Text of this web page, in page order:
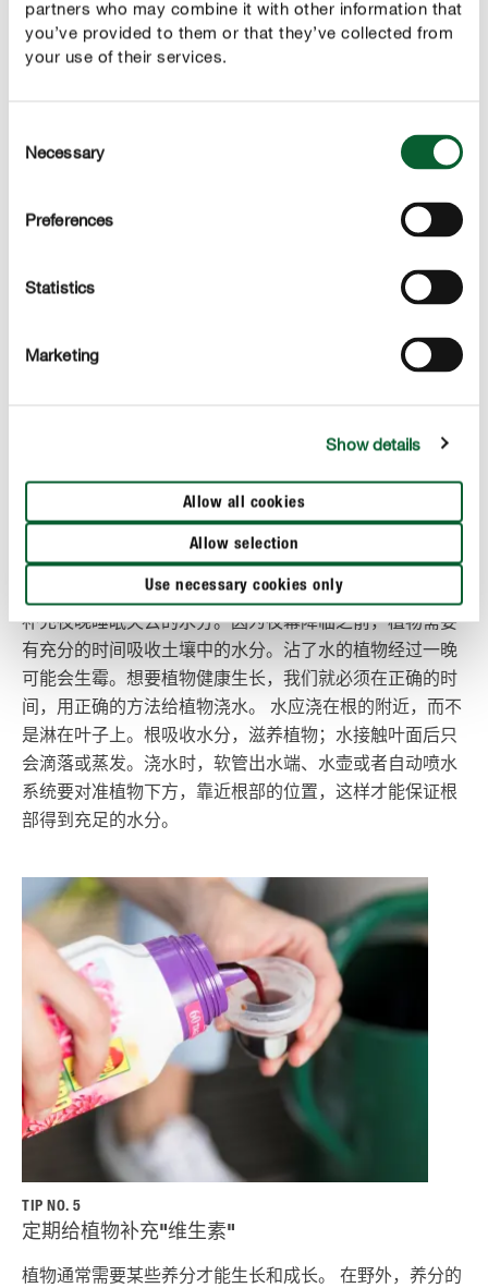
partners who may combine it with other information that
you’ve provided to them or that they’ve collected from
your use of their services.
Selection
Necessary
Preferences
Statistics
Marketing
Show details
Allow all cookies
Allow selection
Use necessary cookies only
土壤。
适量与正确灌溉植物
从根本上讲，少浇水好于过度浇水！最好是用雨水灌溉，
水龙头的水水质过硬而且是钙质水。 选择清晨给花园浇水
最为理想，就像我们人类一样，早上起来都会先喝一杯水
补充夜晚睡眠失去的水分。因为夜幕降临之前，植物需要
有充分的时间吸收土壤中的水分。沾了水的植物经过一晚
可能会生霉。想要植物健康生长，我们就必须在正确的时
间，用正确的方法给植物浇水。 水应浇在根的附近，而不
是淋在叶子上。根吸收水分，滋养植物；水接触叶面后只
会滴落或蒸发。浇水时，软管出水端、水壶或者自动喷水
系统要对准植物下方，靠近根部的位置，这样才能保证根
部得到充足的水分。
TIP NO. 5
定期给植物补充"维生素"
植物通常需要某些养分才能生长和成长。 在野外，养分的